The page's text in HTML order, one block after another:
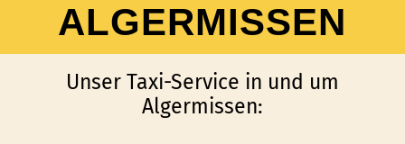
ALGERMISSEN
Unser Taxi-Service in und um
Algermissen: